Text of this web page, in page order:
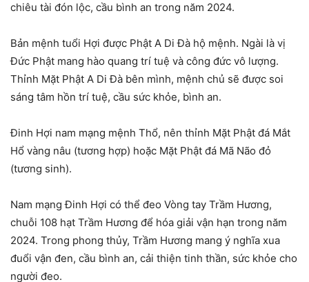
chiêu tài đón lộc, cầu bình an trong năm 2024.
Bản mệnh tuổi Hợi được Phật A Di Đà hộ mệnh. Ngài là vị
Đức Phật mang hào quang trí tuệ và công đức vô lượng.
Thỉnh Mặt Phật A Di Đà bên mình, mệnh chủ sẽ được soi
sáng tâm hồn trí tuệ, cầu sức khỏe, bình an.
Đinh Hợi nam mạng mệnh Thổ, nên thỉnh Mặt Phật đá Mắt
Hổ vàng nâu (tương hợp) hoặc Mặt Phật đá Mã Não đỏ
(tương sinh).
Nam mạng Đinh Hợi có thể đeo Vòng tay Trầm Hương,
chuỗi 108 hạt Trầm Hương để hóa giải vận hạn trong năm
2024. Trong phong thủy, Trầm Hương mang ý nghĩa xua
đuổi vận đen, cầu bình an, cải thiện tinh thần, sức khỏe cho
người đeo.